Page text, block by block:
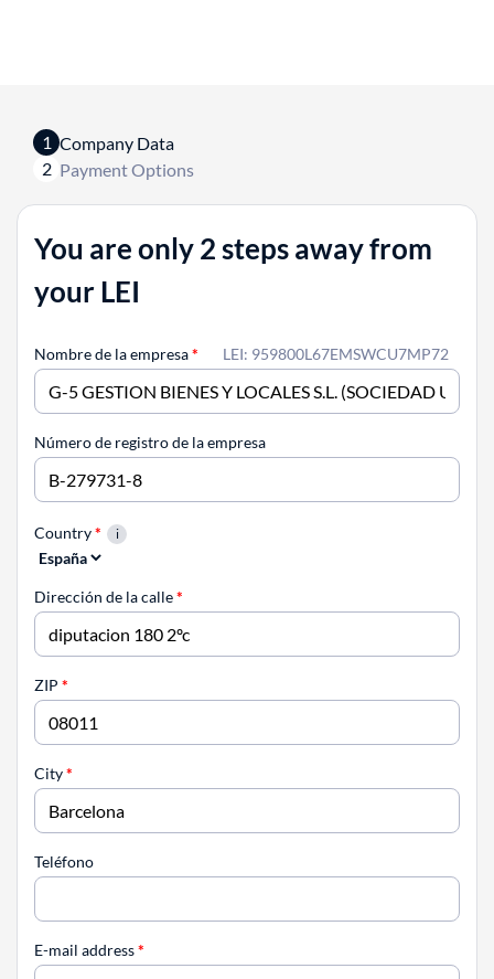
1 Company Data
2 Payment Options
You are only 2 steps away from
your LEI
LEI: 959800L67EMSWCU7MP72
Nombre de la empresa*
Número de registro de la empresa
Country*
Dirección de la calle*
ZIP *
City*
Teléfono
E-mail address*